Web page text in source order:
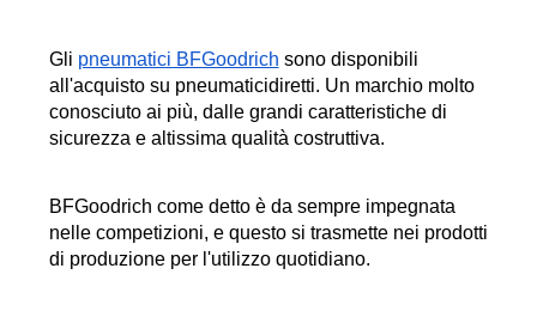
Gli pneumatici BFGoodrich sono disponibili
all'acquisto su pneumaticidiretti. Un marchio molto
conosciuto ai più, dalle grandi caratteristiche di
sicurezza e altissima qualità costruttiva.
BFGoodrich come detto è da sempre impegnata
nelle competizioni, e questo si trasmette nei prodotti
di produzione per l'utilizzo quotidiano.